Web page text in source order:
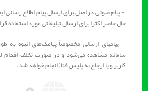
- پیام صوتی در اصل برای ارسال پیام اطلاع رسانی
حال حاضر اکثرا برای ارسال تبلیغاتی مورد استفاده
- پیامهای ارسالی مخصوصاً پیامک‌های انبوه به
سامانه مشاهده می‌شود و در صورت تخلف اقدام
کاربر و یا ارجاع به پلیس فتا) انجام خواهد شد.